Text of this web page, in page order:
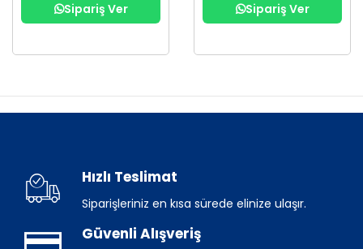
Sipariş Ver Sipariş Ver
Hızlı Teslimat
Siparişleriniz en kısa sürede elinize ulaşır.
Güvenli Alışveriş